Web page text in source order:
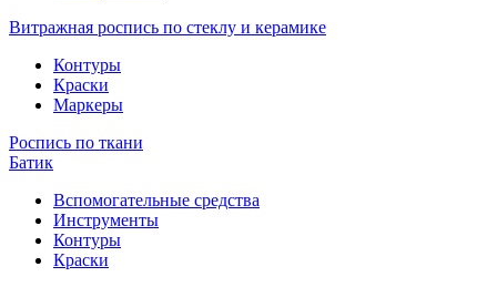
Витражная роспись по стеклу и керамике
Контуры
Краски
Маркеры
Роспись по ткани
Батик
Вспомогательные средства
Инструменты
Контуры
Краски